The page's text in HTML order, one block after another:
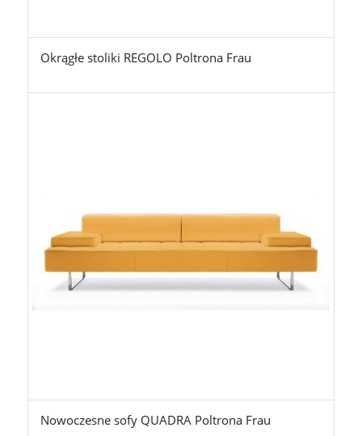
Okrągłe stoliki REGOLO Poltrona Frau
Nowoczesne sofy QUADRA Poltrona Frau